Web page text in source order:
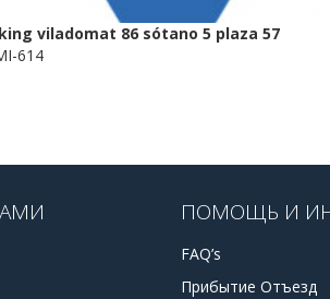
viladomat 86 sótano 5 plaza 57
614
ПОМОЩЬ И
FAQ’s
Прибытие Отъезд